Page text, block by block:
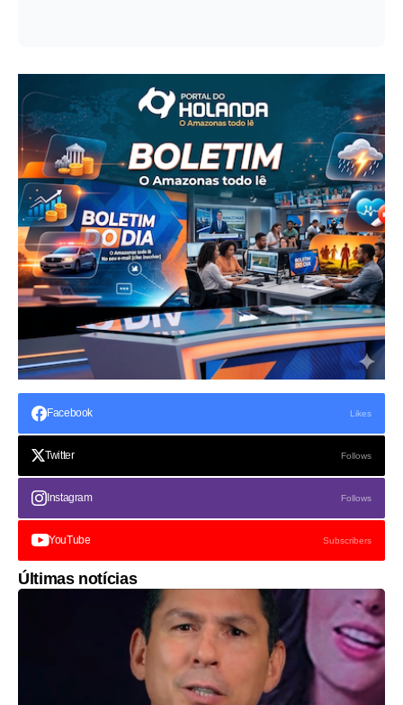
Facebook Likes
Twitter Follows
Instagram Follows
YouTube Subscribers
Últimas notícias